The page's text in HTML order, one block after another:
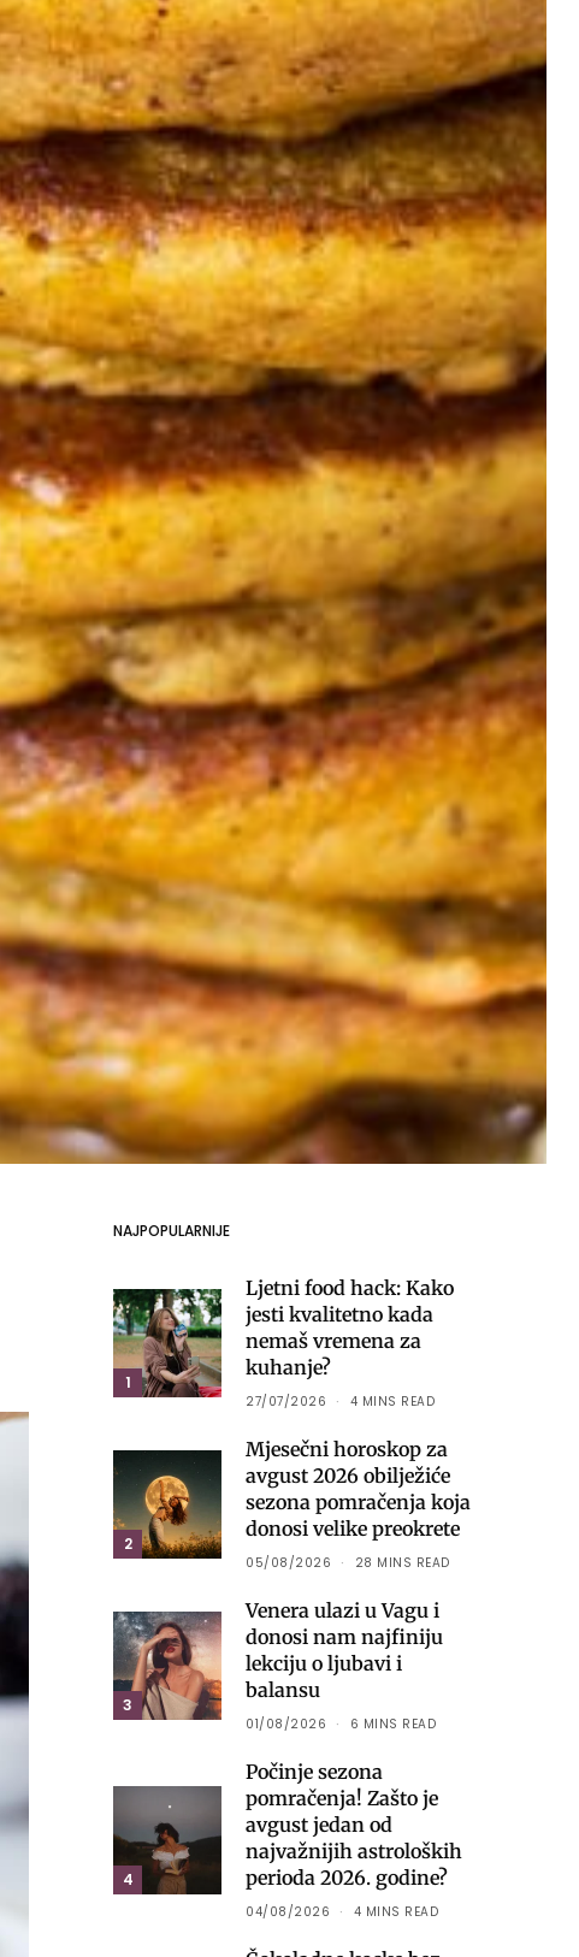
NAJPOPULARNIJE
1
Ljetni food hack: Kako
jesti kvalitetno kada
nemaš vremena za
kuhanje?
27/07/2026 4 MINS READ
2
Mjesečni horoskop za
avgust 2026 obilježiće
sezona pomračenja koja
donosi velike preokrete
05/08/2026 28 MINS READ
3
Venera ulazi u Vagu i
donosi nam najfiniju
lekciju o ljubavi i
balansu
01/08/2026 6 MINS READ
4
Počinje sezona
pomračenja! Zašto je
avgust jedan od
najvažnijih astroloških
perioda 2026. godine?
04/08/2026 4 MINS READ